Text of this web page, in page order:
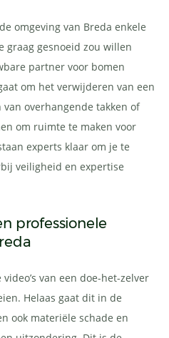
omgeving van Breda enkele
graag gesnoeid zou willen
partner voor bomen
om het verwijderen van een
overhangende takken of
om ruimte te maken voor
experts klaar om je te
veiligheid en expertise
professionele
van een doe-het-zelver
Helaas gaat dit in de
ook materiële schade en